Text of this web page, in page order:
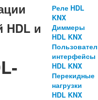
HDL и
Реле HDL
KNX
Диммеры
HDL KNX
интерфейсы
HDL KNX
Перекидные
нагрузки
HDL KNX